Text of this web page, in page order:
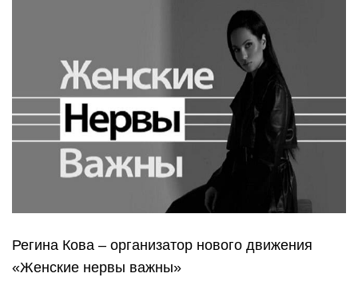
Регина Кова – организатор нового движения
«Женские нервы важны»